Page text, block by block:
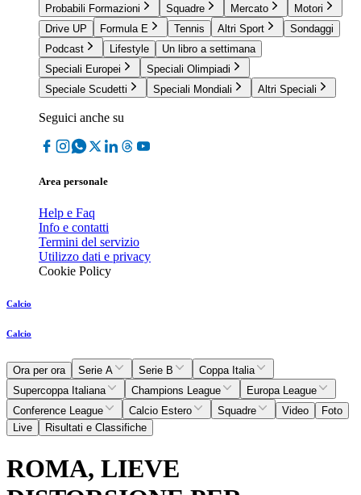
Probabili Formazioni
Squadre Mercato
Motori
Drive UP
Formula E Tennis Altri Sport
Sondaggi
Podcast
Lifestyle
Un libro a settimana
Speciali Europei
Speciali Olimpiadi
Speciale Scudetti
Speciali Mondiali Altri Speciali
Seguici anche su
Area personale
Help e Faq
Info e contatti
Termini del servizio
Utilizzo dati e privacy
Cookie Policy
Calcio
Calcio
Ora per ora Serie A Serie B
Coppa Italia
Supercoppa Italiana
Champions League
Europa League
Conference League
Calcio Estero Squadre Video
Foto
Live
Risultati e Classifiche
ROMA, LIEVE